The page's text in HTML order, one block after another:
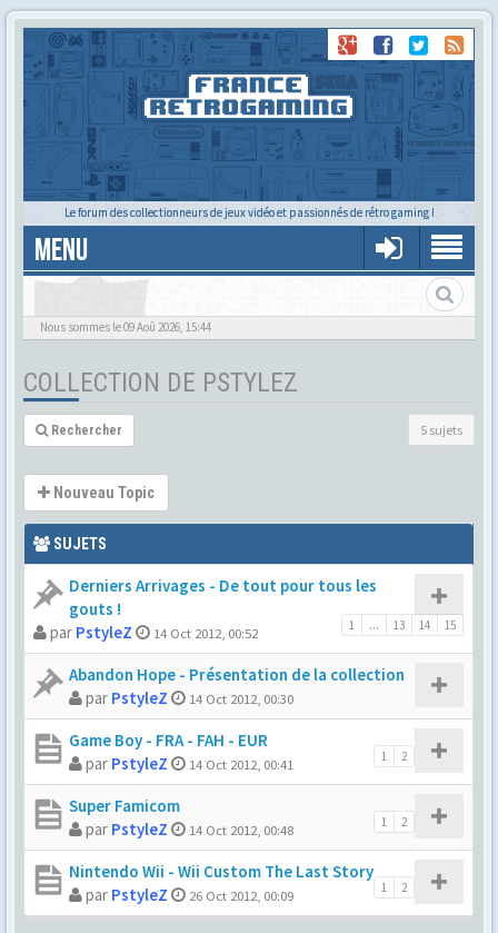
Le forum des collectionneurs de jeux vidéo et passionnés de rétro gaming !
MENU
Abandon hope all ye who enter here.
Nous sommes le 09 Aoû 2026, 15:44
COLLECTION DE PSTYLEZ
Rechercher 5 sujets
Nouveau Topic
SUJETS
Derniers Arrivages - De tout pour tous les
gouts !
1 ... 13 14 15
par PstyleZ 14 Oct 2012, 00:52
Abandon Hope - Présentation de la collection
par PstyleZ 14 Oct 2012, 00:30
Game Boy - FRA - FAH - EUR
1 2
par PstyleZ 14 Oct 2012, 00:41
Super Famicom
1 2
par PstyleZ 14 Oct 2012, 00:48
Nintendo Wii - Wii Custom The Last Story
1 2
par PstyleZ 26 Oct 2012, 00:09